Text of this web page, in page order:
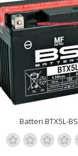
Batteri BTX5L-BS